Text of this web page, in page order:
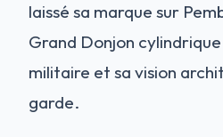
laissé sa marque sur
Grand Donjon
militaire et sa vision
garde.